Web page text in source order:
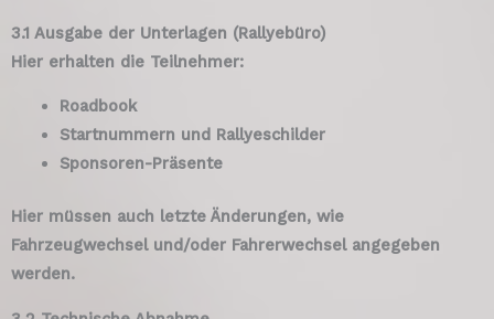
3.1 Ausgabe der Unterlagen (Rallyebüro)
Hier erhalten die Teilnehmer:
Roadbook
Startnummern und Rallyeschilder
Sponsoren-Präsente
Hier müssen auch letzte Änderungen, wie
Fahrzeugwechsel und/oder Fahrerwechsel angegeben
werden.